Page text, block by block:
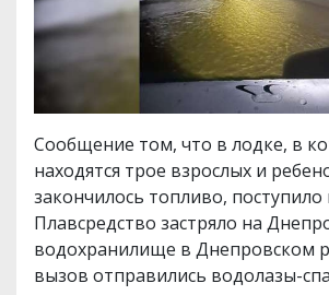
Сообщение том, что в лодке, в
находятся трое взрослых и
закончилось топливо, поступило
Плавсредство застряло на
водохранилище в Днепровском
вызов отправились водолазы-